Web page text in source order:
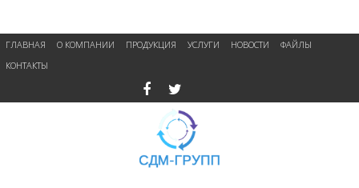
ГЛАВНАЯ О КОМПАНИИ ПРОДУКЦИЯ УСЛУГИ НОВОСТИ
ФАЙЛЫ
КОНТАКТЫ